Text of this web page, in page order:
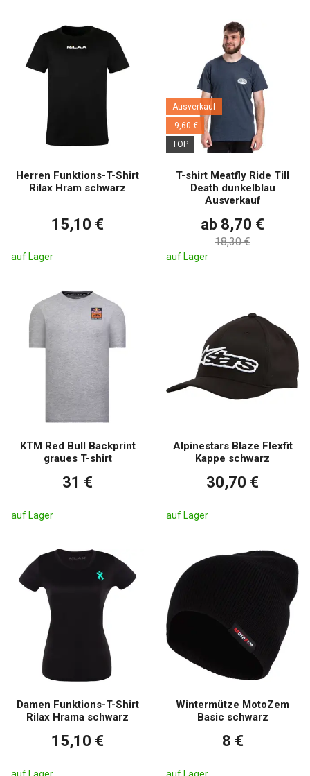
Herren Funktions-T-Shirt
Rilax Hram schwarz
15,10 €
auf Lager
Ausverkauf
-9,60 €
TOP
T-shirt Meatfly Ride Till
Death dunkelblau
Ausverkauf
ab 8,70 €
18,30 €
auf Lager
KTM Red Bull Backprint
graues T-shirt
31 €
auf Lager
Alpinestars Blaze Flexfit
Kappe schwarz
30,70 €
auf Lager
Damen Funktions-T-Shirt
Rilax Hrama schwarz
15,10 €
Wintermütze MotoZem
Basic schwarz
8 €